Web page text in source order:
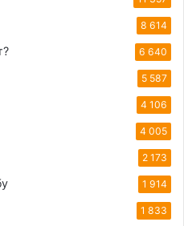
8 614
6 640
5 587
4 106
4 005
2 173
1 914
1 833